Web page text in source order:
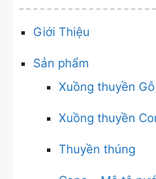
Giới Thiệu
Sản phẩm
Xuồng thuyền Gỗ
Xuồng thuyền
Thuyền thúng